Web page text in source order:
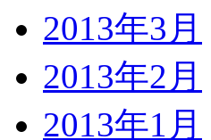
2013年3月
2013年2月
2013年1月